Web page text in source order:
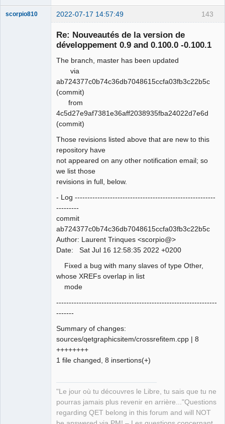
143
scorpio810 2022-07-17 14:57:49
Re: Nouveautés de la version de
développement 0.9 and 0.100.0 -0.100.1
The branch, master has been updated
via
ab724377c0b74c36db7048615ccfa03fb3c22b5c
(commit)
from
4c5d27e9af7381e36aff2038935fba24022d7e6d
(commit)
Those revisions listed above that are new to this
repository have
not appeared on any other notification email; so
we list those
revisions in full, below.
- Log --------------------------------------------------------
---------
commit
ab724377c0b74c36db7048615ccfa03fb3c22b5c
Author: Laurent Trinques <scorpio@>
Date: Sat Jul 16 12:58:35 2022 +0200
Fixed a bug with many slaves of type Other,
whose XREFs overlap in list
mode
----------------------------------------------------------------
-------
Summary of changes:
sources/qetgraphicsitem/crossrefitem.cpp | 8
++++++++
1 file changed, 8 insertions(+)
"Le jour où tu découvres le Libre, tu sais que tu ne
pourras jamais plus revenir en arrière..."Questions
regarding QET belong in this forum and will NOT